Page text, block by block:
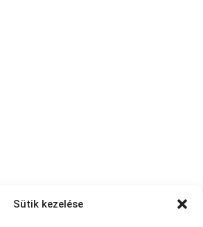
Sütik kezelése